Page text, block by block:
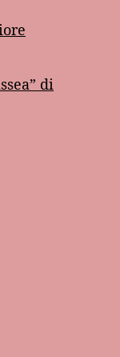
di